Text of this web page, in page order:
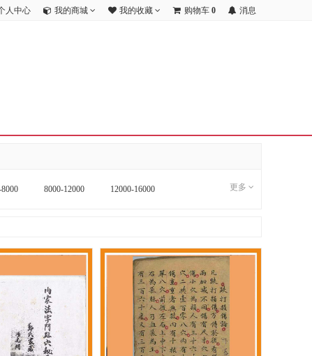
人中心 我的商城 我的收藏 购物车 0 消息
8000-12000 12000-16000 更多